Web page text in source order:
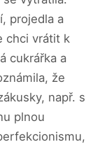
projedla a
chci vrátit k
cukrářka a
že
např. s
plnou